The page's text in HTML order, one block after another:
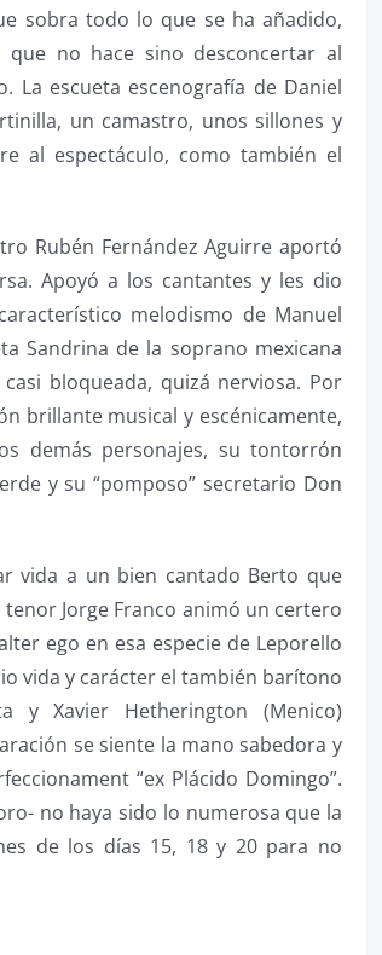
sobra todo lo que se ha añadido,
que no hace sino desconcertar al
escueta escenografía de Daniel
un camastro, unos sillones y
al espectáculo, como también el
Rubén Fernández Aguirre aportó
Apoyó a los cantantes y les dio
melodismo de Manuel
Sandrina de la soprano mexicana
bloqueada, quizá nerviosa. Por
brillante musical y escénicamente,
demás personajes, su tontorrón
y su “pomposo” secretario Don
vida a un bien cantado Berto que
Jorge Franco animó un certero
ego en esa especie de Leporello
vida y carácter el también barítono
y Xavier Hetherington (Menico)
se siente la mano sabedora y
“ex Plácido Domingo”.
no haya sido lo numerosa que la
de los días 15, 18 y 20 para no